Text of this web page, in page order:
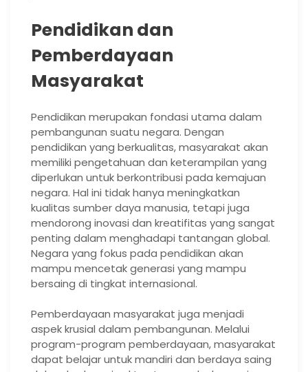
Pendidikan dan
Pemberdayaan
Masyarakat
Pendidikan merupakan fondasi utama dalam
pembangunan suatu negara. Dengan
pendidikan yang berkualitas, masyarakat akan
memiliki pengetahuan dan keterampilan yang
diperlukan untuk berkontribusi pada kemajuan
negara. Hal ini tidak hanya meningkatkan
kualitas sumber daya manusia, tetapi juga
mendorong inovasi dan kreatifitas yang sangat
penting dalam menghadapi tantangan global.
Negara yang fokus pada pendidikan akan
mampu mencetak generasi yang mampu
bersaing di tingkat internasional.
Pemberdayaan masyarakat juga menjadi
aspek krusial dalam pembangunan. Melalui
program-program pemberdayaan, masyarakat
dapat belajar untuk mandiri dan berdaya saing